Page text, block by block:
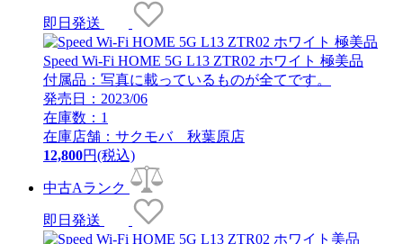
即日発送
Speed Wi-Fi HOME 5G L13 ZTR02 ホワイト 極美品
付属品：写真に載っているものが全てです。
発売日：2023/06
在庫数：1
在庫店舗：サクモバ 秋葉原店
12,800円(税込)
中古Aランク
即日発送